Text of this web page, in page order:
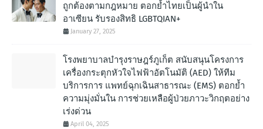
ถูกต้องตามกฎหมาย ตอกย้ำไทยเป็นผู้นำใน
อาเซียน รับรองสิทธิ LGBTQIAN+
January 27, 2025
โรงพยาบาลบำรุงราษฎร์ภูเก็ต สนับสนุนโครงการ
เครื่องกระตุกหัวใจไฟฟ้าอัตโนมัติ (AED) ให้ทีม
บริการการ แพทย์ฉุกเฉินสาธารณะ (EMS) ตอกย้ำ
ความมุ่งมั่นใน การช่วยเหลือผู้ป่วยภาวะวิกฤตอย่าง
เร่งด่วน
April 04, 2025